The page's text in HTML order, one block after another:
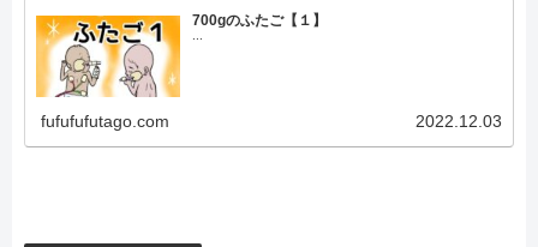
700gのふたご【１】
fufufufutago.com 2022.12.03